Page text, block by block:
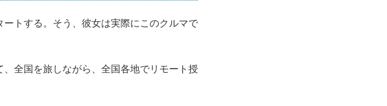
トする。そう、彼女は実際にこのクルマで
全国を旅しながら、全国各地でリモート授